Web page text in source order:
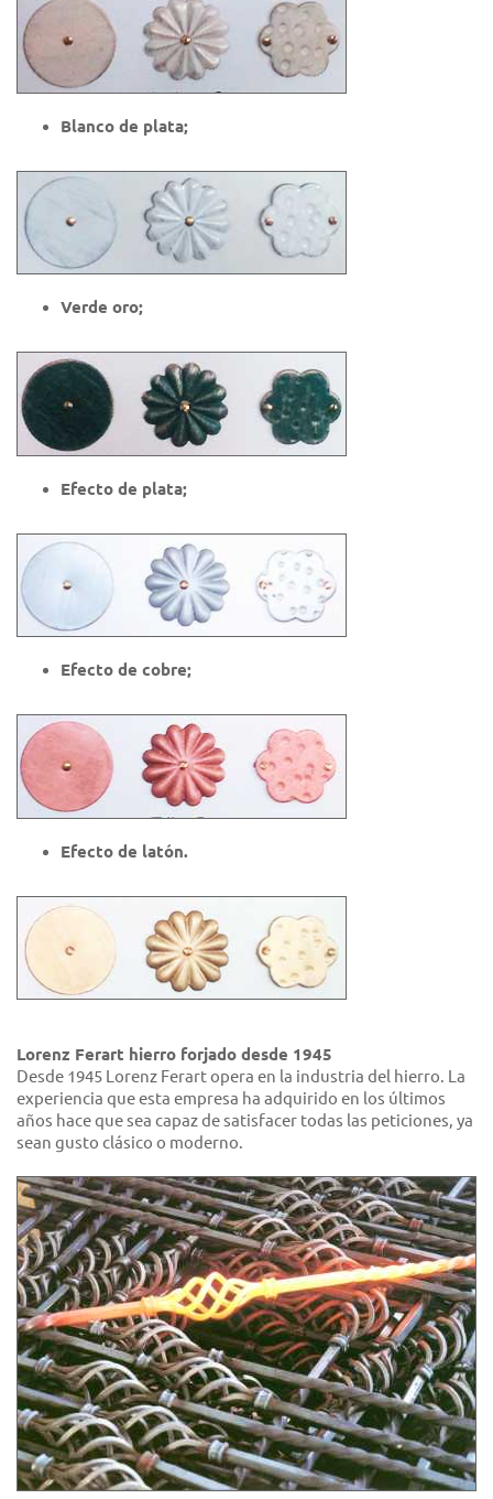
Blanco de plata;
Verde oro;
Efecto de plata;
Efecto de cobre;
Efecto de latón.
Lorenz Ferart hierro forjado desde 1945
Desde 1945 Lorenz Ferart opera en la industria del hierro. La
experiencia que esta empresa ha adquirido en los últimos
años hace que sea capaz de satisfacer todas las peticiones, ya
sean gusto clásico o moderno.